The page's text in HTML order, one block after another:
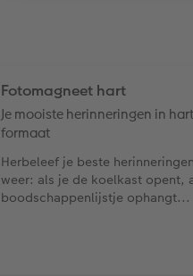
Fotomagneet hart
Je mooiste herinneringen in
formaat
Herbeleef je beste
weer: als je de koelkast opent,
boodschappenlijstje ophangt...